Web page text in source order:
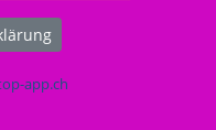
neusten Erkenntnissen
der asiatische Hersteller
zu teuren Original
app.ch